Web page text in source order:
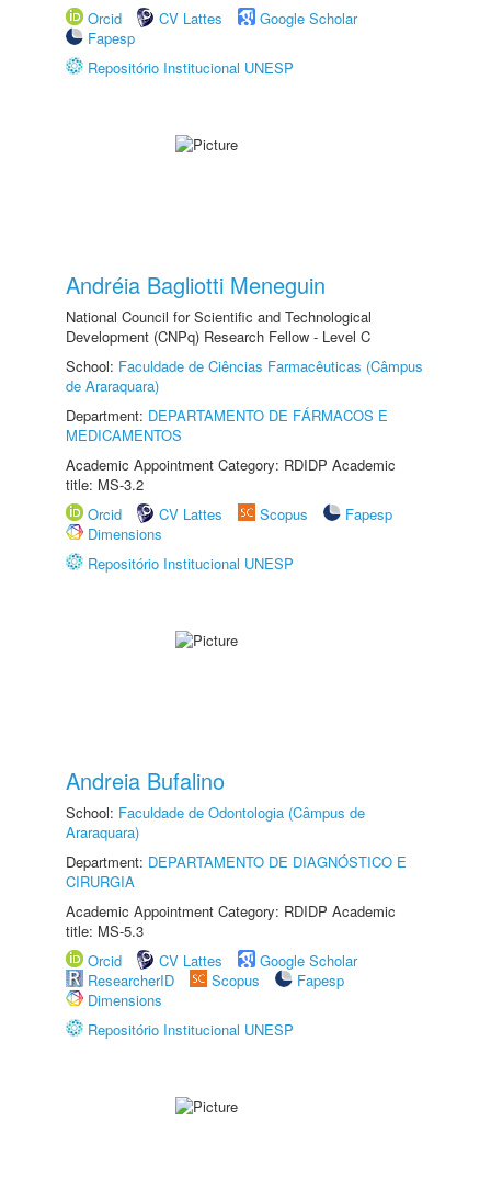
Orcid
CV Lattes
Google Scholar
Fapesp
Repositório Institucional UNESP
Andréia Bagliotti Meneguin
National Council for Scientific and Technological
Development (CNPq) Research Fellow - Level C
School: Faculdade de Ciências Farmacêuticas (Câmpus
de Araraquara)
Department: DEPARTAMENTO DE FÁRMACOS E
MEDICAMENTOS
Academic Appointment Category: RDIDP Academic
title: MS-3.2
Orcid
CV Lattes Scopus
Fapesp
Dimensions
Repositório Institucional UNESP
Andreia Bufalino
School: Faculdade de Odontologia (Câmpus de
Araraquara)
Department: DEPARTAMENTO DE DIAGNÓSTICO E
CIRURGIA
Academic Appointment Category: RDIDP Academic
title: MS-5.3
Orcid
CV Lattes
Google Scholar
ResearcherID
Scopus
Fapesp
Dimensions
Repositório Institucional UNESP